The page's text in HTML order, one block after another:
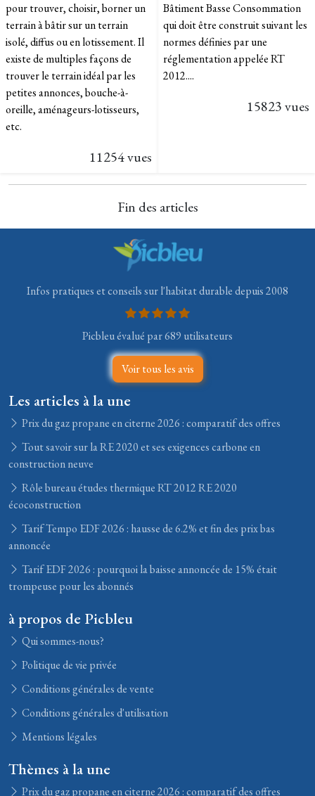
pour trouver, choisir, borner un
terrain à bâtir sur un terrain
isolé, diffus ou en lotissement. Il
existe de multiples façons de
trouver le terrain idéal par les
petites annonces, bouche-à-
oreille, aménageurs-lotisseurs,
etc.
11254 vues
Bâtiment Basse Consommation
qui doit être construit suivant les
normes définies par une
réglementation appelée RT
2012....
15823 vues
Fin des articles
Infos pratiques et conseils sur l'habitat durable depuis 2008
Picbleu évalué par 689 utilisateurs
Voir tous les avis
Les articles à la une
Prix du gaz propane en citerne 2026 : comparatif des offres
Tout savoir sur la RE 2020 et ses exigences carbone en
construction neuve
Rôle bureau études thermique RT 2012 RE 2020
écoconstruction
Tarif Tempo EDF 2026 : hausse de 6.2% et fin des prix bas
annoncée
Tarif EDF 2026 : pourquoi la baisse annoncée de 15% était
trompeuse pour les abonnés
à propos de Picbleu
Qui sommes-nous?
Politique de vie privée
Conditions générales de vente
Conditions générales d'utilisation
Mentions légales
Thèmes à la une
Prix du gaz propane en citerne 2026 : comparatif des offres